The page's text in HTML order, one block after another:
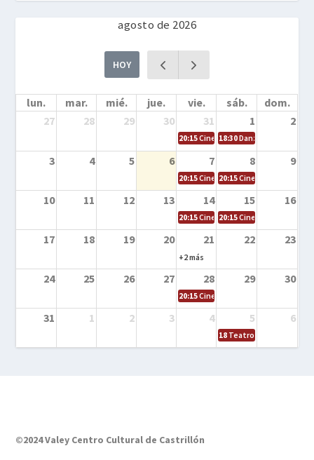
agosto de 2026
HOY
lun. mar. mié. jue. vie. sáb.
dom.
27
28 29 30 31 1 2
20:15Cine en la calle – Cómo
18:30Danza – Cita en el
3 4 5 6 7 8 9
20:15Cine en la calle – El niño y la
20:15Cine en la calle –
10 11 12 13 14 15 16
20:15Cine en la calle – Tortugas
20:15Cine en la calle –
17 18 19 20 21 22 23
+2 más
24 25 26 27 28 29 30
20:15Cine en el calle – Tintín y el
31 1 2 3 4 5 6
18 Teatro – Tres
©2024 Valey Centro Cultural de Castrillón